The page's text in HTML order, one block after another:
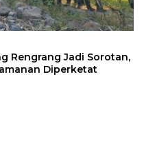
Rengrang Jadi Sorotan,
Diperketat